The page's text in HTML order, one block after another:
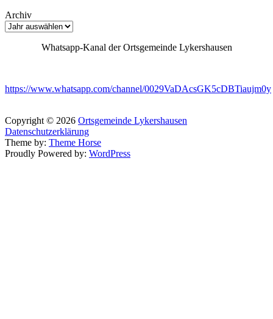
Archiv
Whatsapp-Kanal der Ortsgemeinde Lykershausen
https://www.whatsapp.com/channel/0029VaDAcsGK5cDBTiaujm0y
Copyright © 2026 Ortsgemeinde Lykershausen
Datenschutzerklärung
Theme by: Theme Horse
Proudly Powered by: WordPress